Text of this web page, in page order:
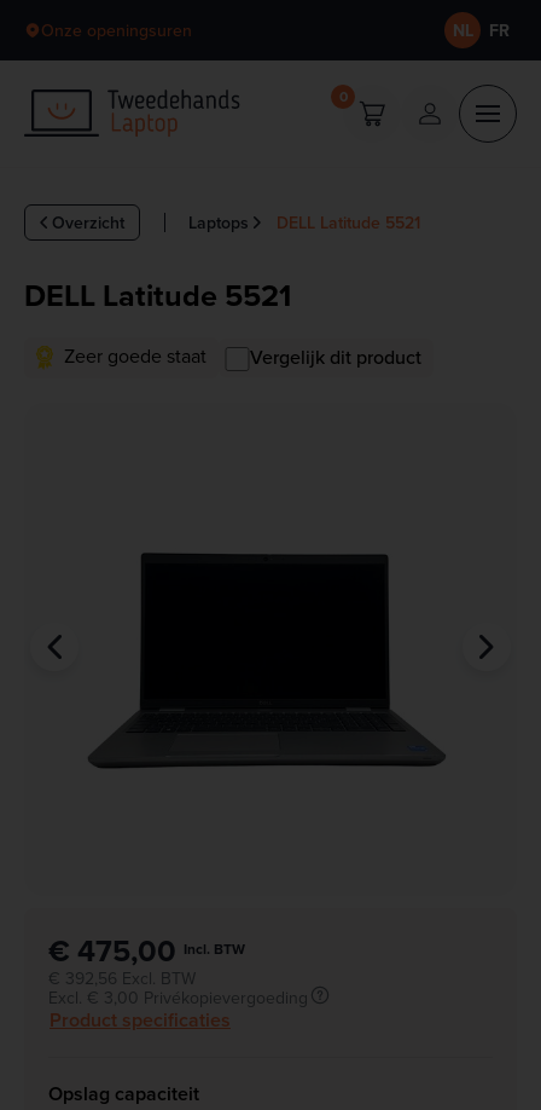
Onze openingsuren NL FR
0
Laptops DELL Latitude 5521
Overzicht
DELL Latitude 5521
Zeer goede staat Vergelijk dit product
€ 475,00 Incl. BTW
€ 392,56 Excl. BTW
Excl. € 3,00 Privékopievergoeding
Product specificaties
Opslag capaciteit